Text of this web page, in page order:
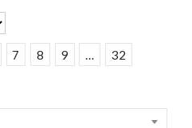
7 8 9 … 32